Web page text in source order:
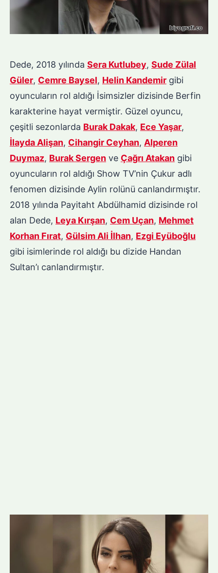
Dede, 2018 yılında Sera Kutlubey, Sude Zülal
Güler, Cemre Baysel, Helin Kandemir gibi
oyuncuların rol aldığı İsimsizler dizisinde Berfin
karakterine hayat vermiştir. Güzel oyuncu,
çeşitli sezonlarda Burak Dakak, Ece Yaşar,
İlayda Alişan, Cihangir Ceyhan, Alperen
Duymaz, Burak Sergen ve Çağrı Atakan gibi
oyuncuların rol aldığı Show TV’nin Çukur adlı
fenomen dizisinde Aylin rolünü canlandırmıştır.
2018 yılında Payitaht Abdülhamid dizisinde rol
alan Dede, Leya Kırşan, Cem Uçan, Mehmet
Korhan Fırat, Gülsim Ali İlhan, Ezgi Eyüboğlu
gibi isimlerinde rol aldığı bu dizide Handan
Sultan’ı canlandırmıştır.